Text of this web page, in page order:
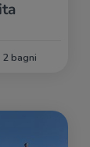
2 bagni